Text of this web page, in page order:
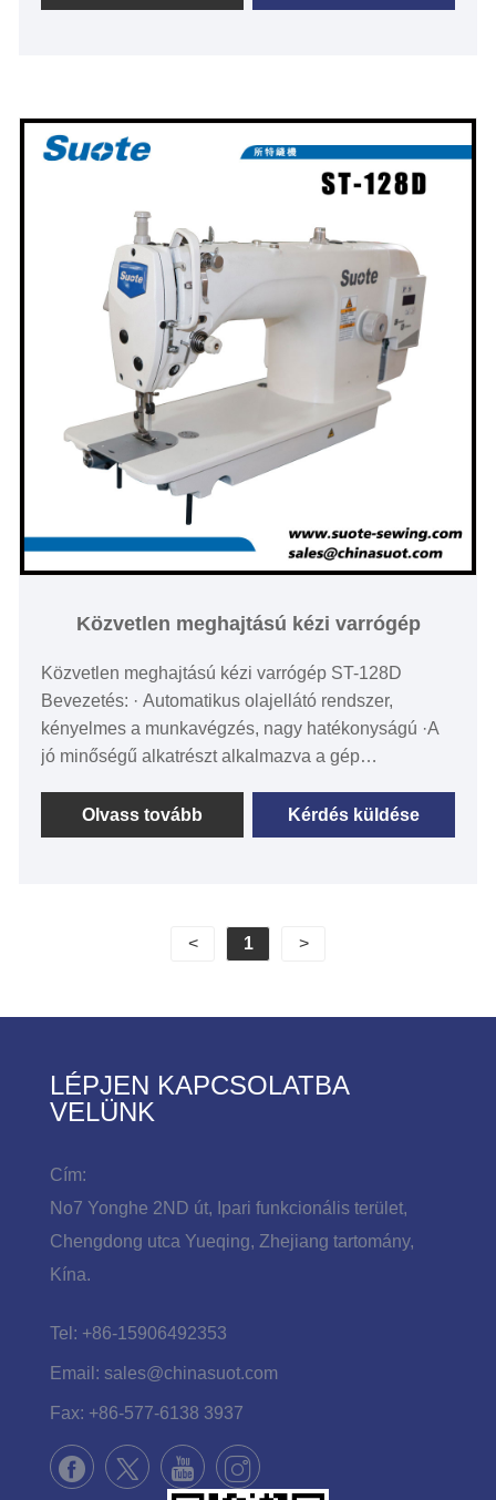
programozható. · Sarokszál kiakasztása ·
elfogadott. · A menet feszessége igény szerint
állítható, állítsa be az eszközt · A cérnanyom varrás
Közvetlen meghajtású kézi varrógép
Közvetlen meghajtású kézi varrógép ST-128D
Bevezetés: · Automatikus olajellátó rendszer,
kényelmes a munkavégzés, nagy hatékonyságú ·A
jó minőségű alkatrészt alkalmazva a gép
üzemanyag-áramlást szabályozó csavarral
szabályozható az olaj állapota az inga nélküli
Alacsony zajszinttel, alacsony rázással, jó
munkakörnyezetet teremt ·A vastag anyagú peral
Olvass tovább Kérdés küldése
< 1 >
LÉPJEN KAPCSOLATBA
VELÜNK
Cím:
No7 Yonghe 2ND út, Ipari funkcionális terület,
Chengdong utca Yueqing, Zhejiang tartomány,
Kína.
Tel: +86-15906492353
Email: sales@chinasuot.com
Fax: +86-577-6138 3937